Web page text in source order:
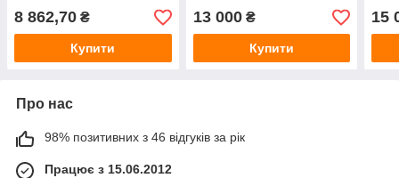
8 862,70 ₴
Купити
13 000₴
Купити
15
Про нас
98% позитивних з 46 відгуків за рік
Працює з 15.06.2012